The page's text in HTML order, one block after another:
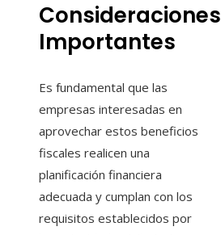
Consideraciones
Importantes
Es fundamental que las
empresas interesadas en
aprovechar estos beneficios
fiscales realicen una
planificación financiera
adecuada y cumplan con los
requisitos establecidos por